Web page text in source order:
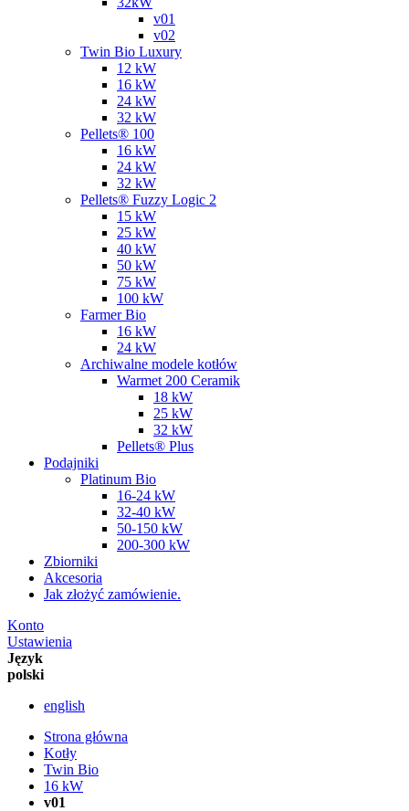
v01
v02
Twin Bio Luxury
12 kW
16 kW
24 kW
32 kW
Pellets® 100
16 kW
24 kW
32 kW
Pellets® Fuzzy Logic 2
15 kW
25 kW
40 kW
50 kW
75 kW
100 kW
Farmer Bio
16 kW
24 kW
Archiwalne modele kotłów
Warmet 200 Ceramik
18 kW
25 kW
32 kW
Pellets® Plus
Podajniki
Platinum Bio
16-24 kW
32-40 kW
50-150 kW
200-300 kW
Zbiorniki
Akcesoria
Jak złożyć zamówienie.
Konto
Ustawienia
Język
polski
english
Strona główna
Kotły
Twin Bio
16 kW
v01